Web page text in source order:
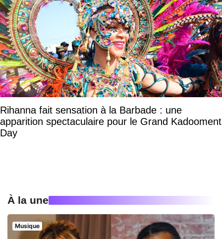
Rihanna fait sensation à la Barbade : une
apparition spectaculaire pour le Grand Kadooment
Day
À la une
Musique